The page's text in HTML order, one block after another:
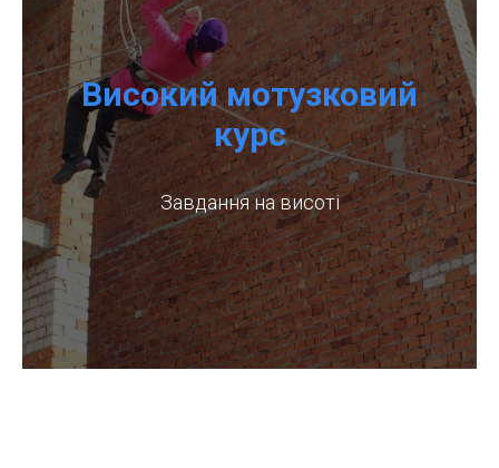
Високий мотузковий
курс
Завдання на висоті